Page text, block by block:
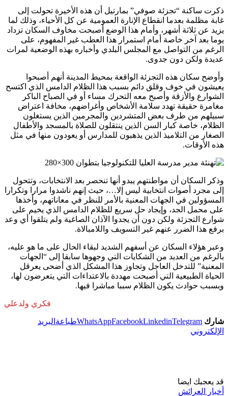
Email
ذكرت ساكنة “تجزئة صوفي” بمارتيل أن هذه الأخيرة تحولت إلى
غابة مظلمة بعدما انقطاع الإنارة العمومية عن كل الأحياء، وذلك لما
يزيد عن ثلاثة أشهر، وأمام هذا الوضع أصبحت مخاوف السكان تزداد
يوما بعد آخر خاصة أمام استمرار هذا العطب غير المفهوم، على
الرغم من التواصل مع المجلس البلدي وأخباره بهذه الوضعية لمرات
عديدة ولكن دون جدوى.
وأوضح سكان هذه التجزئة الواقعة بمحيط المدينة أنهم أصبحوا
يعيشون في خوف وقلق دائم بسبب هذا الظلام الدامس الذي اكتسح
الشوارع والأزقة وأصبح معه التحرك مساء أو في الصباح الباكر
مغامرة حقيقة تهدد سلامة الأشخاص وأغراضهم، مخافة اعتراض
سبيلهم من طرف بعض المتشردين والمجرمين الذين يستغلون
الظلام، خاصة كبار السن الذين ينتقلون للصلاة بالمسجد والأطفال
الصغار من التلاميذ الذين يذهبون للمدارس أو يعودون منها في مثل
هذه الأوقات.
وذكر السكان أن مواطنتهم يبدو أنها تنحصر بعد الانتخابات، وتتحول
إلى مجرد أصوات انتخابية ليس إلا…، حيث إنهم ناشدوا مرارا وتكرارا
المسؤولين في الجهات المعنية بالأمر للنظر في معاناتهم، وأخذها
على محمل الجد، وإيجاد حل سريع للظلام الدامس الذي يخيم على
شوارع التجزئة ولكن دون أن يجدوا الآذان الصاغية ولم يتلقوا أي وعد
برفع هذا الضرر عنهم غير التسويف واللامبالاة.
وعبر هؤلاء السكان عن أسفهم الشديد لبقاء الحال على ما هو عليه،
بالرغم من العديد من الشكايات التي وجهوها سابقا إلى “الجهات
المعنية” للتدخل العاجل وتجاوز هذا المشكل الذي أضحى يعرقل
الحياة الطبيعية التي أصبحت مهددة بالاعتداءات التي يتعرضون لها،
وبسبب حوادث يكون الظلام سببا مباشرا فيها.
فكري ولدعلي
شارك WhatsAppFacebookLinkedinTelegram طباعة البريد
الإلكتروني
قد يعجبك ايضا
أخبار العرائش